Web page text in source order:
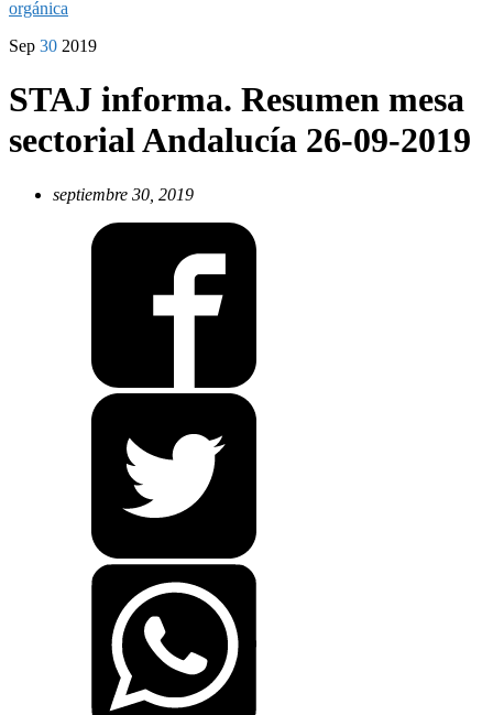
orgánica
Sep 30 2019
STAJ informa. Resumen mesa
sectorial Andalucía 26-09-2019
septiembre 30, 2019